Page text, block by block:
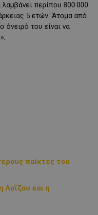
περίπου 800.000
5 ετών. Άτομα από
όνειρό του είναι να
παίκτες του
Λοΐζου και η